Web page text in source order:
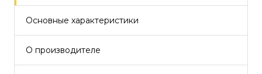
Основные характеристики
О производителе